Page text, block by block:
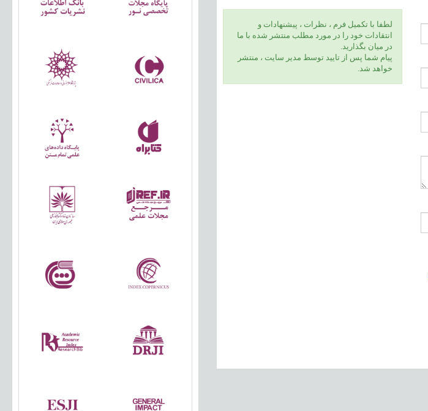
لطفا با تكميل فرم ، نظرات ، پيشنهادات و
انتقادات خود را در مورد مطلب منتشر شده با ما
در ميان بگذاريد.
پيام شما پس از تاييد توسط مدير سايت ، منتشر
خواهد شد.